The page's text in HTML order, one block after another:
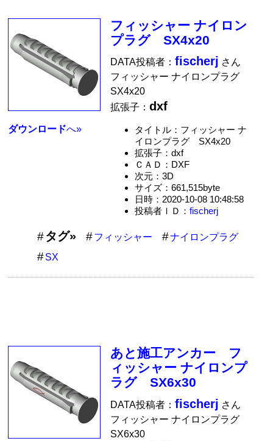
ダウンロードへ»
フィッシャー ナイロン
プラグ SX4x20
DATA投稿者：fischerj さん
フィッシャー ナイロンプラグ
SX4x20
拡張子：dxf
タイトル：フィッシャー ナ
イロンプラグ SX4x20
拡張子：dxf
ＣＡＤ：DXF
次元：3D
サイズ：661,515byte
日時：2020-10-08 10:48:58
投稿者ＩＤ： fischerj
タグ» フィッシャー
ナイロンプラグ
SX
あと施工アンカー フ
ィッシャー ナイロンプ
ラグ SX6x30
DATA投稿者：fischerj さん
フィッシャー ナイロンプラグ
SX6x30